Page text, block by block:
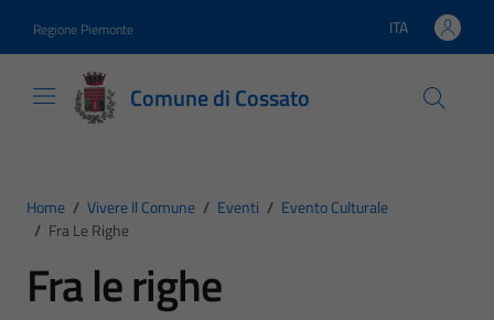
Regione Piemonte Lingua attiva:
ITA
Comune di Cossato
Home / Vivere Il Comune / Eventi / Evento Culturale
/ Fra Le Righe
Fra le righe